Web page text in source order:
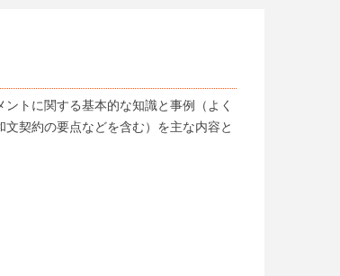
トに関する基本的な知識と事例（よく
契約の要点などを含む）を主な内容と